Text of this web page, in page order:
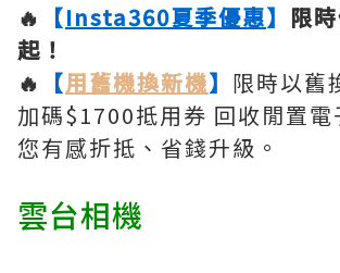
🔥 【Insta360夏季優惠】 限
起！
🔥
【用舊機換新機】 限時以舊
加碼$1700抵用券 回收閒置電
您有感折抵、省錢升級。
雲台相機